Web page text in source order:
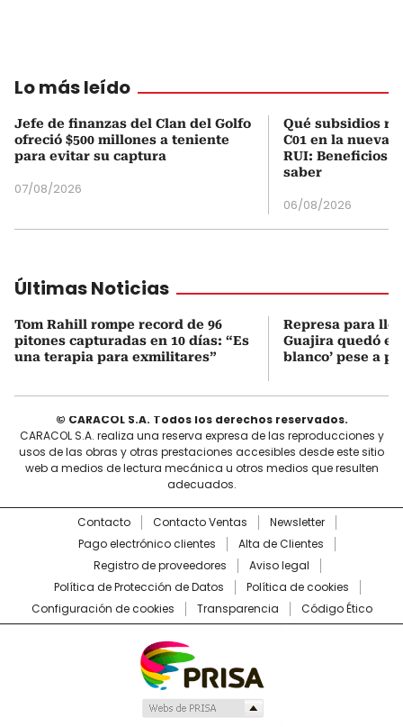
Lo más leído
Jefe de finanzas del Clan del Golfo
ofreció $500 millones a teniente
para evitar su captura
07/08/2026
Qué subsidios
C01 en la nueva
RUI: Beneficios
saber
06/08/2026
Últimas Noticias
Tom Rahill rompe record de 96
pitones capturadas en 10 días: “Es
una terapia para exmilitares”
Represa para
Guajira quedó en
blanco’ pese a
© CARACOL S.A. Todos los derechos reservados.
CARACOL S.A. realiza una reserva expresa de las reproducciones y
usos de las obras y otras prestaciones accesibles desde este sitio
web a medios de lectura mecánica u otros medios que resulten
adecuados.
Contacto Contacto Ventas
Newsletter
Pago electrónico clientes
Alta de Clientes
Registro de proveedores
Aviso legal
Política de Protección de Datos
Política de cookies
Configuración de cookies
Transparencia Código Ético